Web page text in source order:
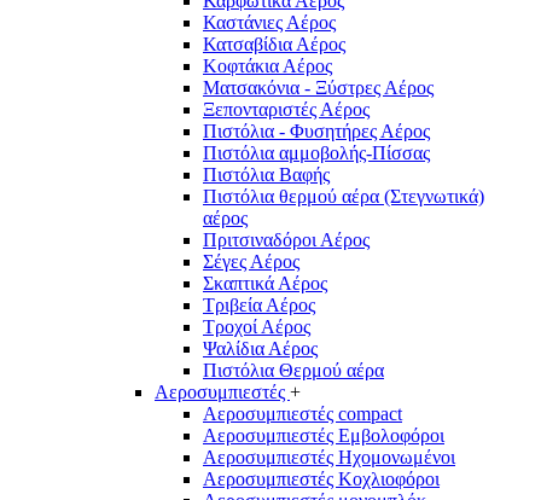
Καστάνιες Αέρος
Κατσαβίδια Αέρος
Κοφτάκια Αέρος
Ματσακόνια - Ξύστρες Αέρος
Ξεπονταριστές Αέρος
Πιστόλια - Φυσητήρες Αέρος
Πιστόλια αμμοβολής-Πίσσας
Πιστόλια Βαφής
Πιστόλια θερμού αέρα (Στεγνωτικά)
αέρος
Πριτσιναδόροι Αέρος
Σέγες Αέρος
Σκαπτικά Αέρος
Τριβεία Αέρος
Τροχοί Αέρος
Ψαλίδια Αέρος
Πιστόλια Θερμού αέρα
Αεροσυμπιεστές +
Αεροσυμπιεστές compact
Αεροσυμπιεστές Εμβολοφόροι
Αεροσυμπιεστές Ηχομονωμένοι
Αεροσυμπιεστές Κοχλιοφόροι